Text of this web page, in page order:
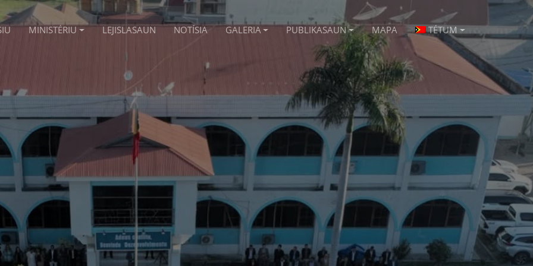
MINISTÉRIU LEJISLASAUN NOTÍSIA GALERIA PUBLIKASAUN MAPA TÉTUM